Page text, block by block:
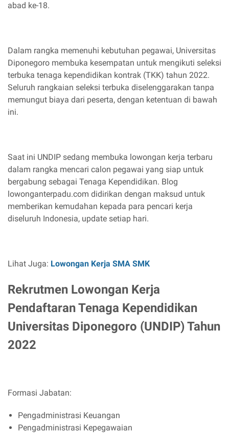
abad ke-18.
Dalam rangka memenuhi kebutuhan pegawai, Universitas
Diponegoro membuka kesempatan untuk mengikuti seleksi
terbuka tenaga kependidikan kontrak (TKK) tahun 2022.
Seluruh rangkaian seleksi terbuka diselenggarakan tanpa
memungut biaya dari peserta, dengan ketentuan di bawah
ini.
Saat ini UNDIP sedang membuka lowongan kerja terbaru
dalam rangka mencari calon pegawai yang siap untuk
bergabung sebagai Tenaga Kependidikan. Blog
lowonganterpadu.com didirikan dengan maksud untuk
memberikan kemudahan kepada para pencari kerja
diseluruh Indonesia, update setiap hari.
Lihat Juga: Lowongan Kerja SMA SMK
Rekrutmen Lowongan Kerja
Pendaftaran Tenaga Kependidikan
Universitas Diponegoro (UNDIP) Tahun
2022
Formasi Jabatan:
Pengadministrasi Keuangan
Pengadministrasi Kepegawaian